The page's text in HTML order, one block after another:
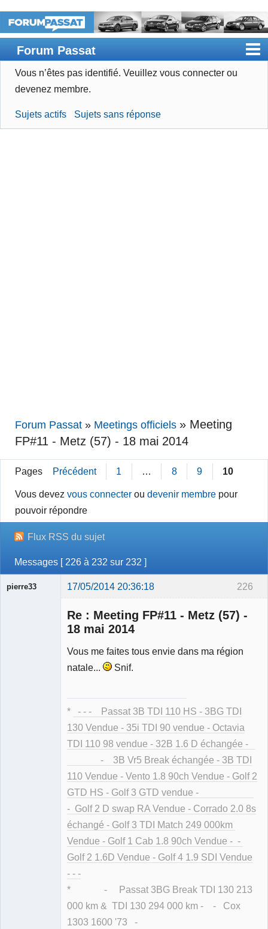
Forum Passat
Accueil
Devenir membre
Vous n’êtes pas identifié. Veuillez vous connecter ou
devenez membre.
Sujets actifs Sujets sans réponse
Forum Passat » Meetings officiels » Meeting
FP#11 - Metz (57) - 18 mai 2014
Pages Précédent 1 … 8 9 10
Vous devezvous connecter oudevenir membre pour
pouvoir répondre
Flux RSS du sujet
Messages [ 226 à 232 sur 232 ]
226
pierre33 17/05/2014 20:36:18
Re : Meeting FP#11 - Metz (57) -
18 mai 2014
Vous me faites tous envie dans ma région
natale...
Snif.
*
- - - Passat 3B TDI 110 HS - 3BG TDI
130 Vendue - 35i TDI 90 vendue - Octavia
TDI 110 98 vendue - 32B 1.6 D échangée -
- 3B Vr5 Break échangée - 3B TDI
110 Vendue - Vento 1.8 90ch Vendue - Golf 2
GTD HS - Golf 3 GTD vendue -
- Golf 2 D swap RA Vendue - Corrado 2.0 8s
échangé - Golf 3 TDI Match 249 000km
Vendue - Golf 1 Cab 1.8 90ch Vendue - -
Golf 2 1.6D Vendue - Golf 4 1.9 SDI Vendue
- - -
* - Passat 3BG Break TDI 130 213
000 km & TDI 130 294 000 km - - Cox
1303 1600 '73 -